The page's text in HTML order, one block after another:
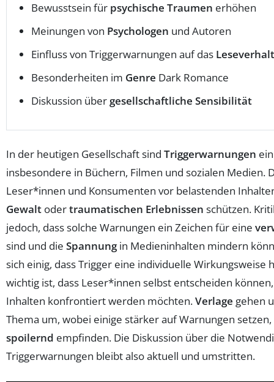
Bewusstsein für psychische Traumen erhöhen
Meinungen von Psychologen und Autoren
Einfluss von Triggerwarnungen auf das
Besonderheiten im Genre Dark Romance
Diskussion über gesellschaftliche Sensibilität
In der heutigen Gesellschaft sind Triggerwarnungen
insbesondere in Büchern, Filmen und sozialen Medien.
Leser*innen und Konsumenten vor belastenden
Gewalt odertraumatischen Erlebnissen schützen.
jedoch, dass solche Warnungen ein Zeichen für eine
sind und die Spannungin Medieninhalten mindern
sich einig, dass Trigger eine individuelle Wirkungsweise
wichtig ist, dass Leser*innen selbst entscheiden
Inhalten konfrontiert werden möchten.Verlage gehen
Thema um, wobei einige stärker auf Warnungen
spoilernd empfinden. Die Diskussion über die
Triggerwarnungen bleibt also aktuell und umstritten.